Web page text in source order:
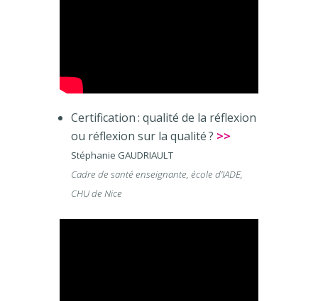
Certification : qualité de la réflexion
ou réflexion sur la qualité ? >>
Stéphanie GAUDRIAULT
Cadre de santé enseignante, école d’IADE,
CHU de Nice